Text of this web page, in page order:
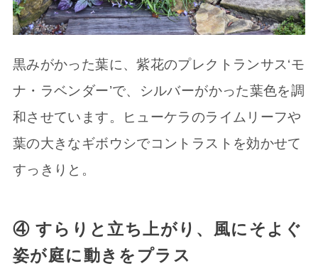
黒みがかった葉に、紫花のプレクトランサス‘モ
ナ・ラベンダー’で、シルバーがかった葉色を調
和させています。ヒューケラのライムリーフや
葉の大きなギボウシでコントラストを効かせて
すっきりと。
④ すらりと立ち上がり、風にそよぐ
姿が庭に動きをプラス